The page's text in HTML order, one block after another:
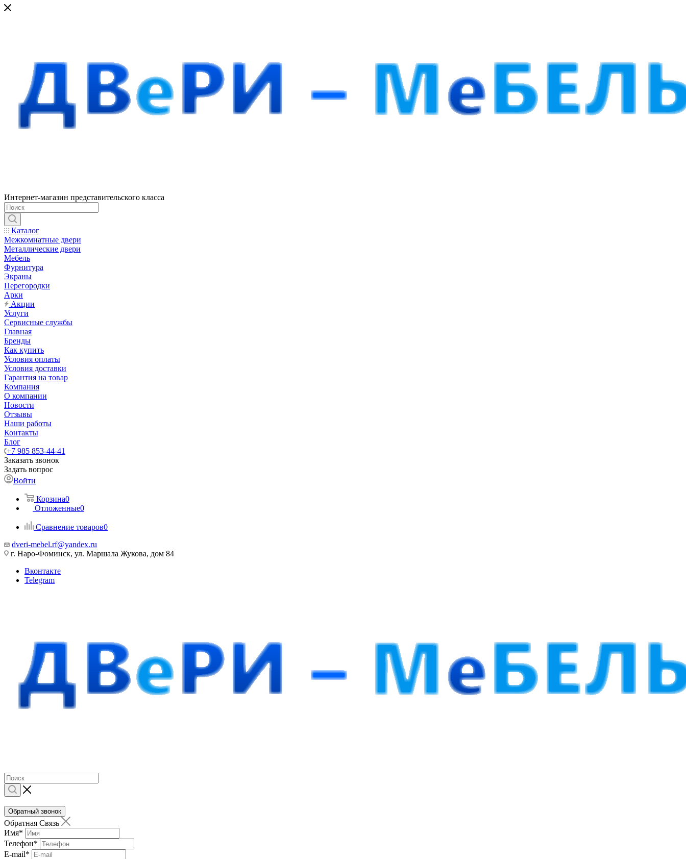
Интернет-магазин представительского класса
Каталог
Межкомнатные двери
Металлические двери
Мебель
Фурнитура
Экраны
Перегородки
Арки
Акции
Услуги
Сервисные службы
Главная
Бренды
Как купить
Условия оплаты
Условия доставки
Гарантия на товар
Компания
О компании
Новости
Отзывы
Наши работы
Контакты
Блог
+7 985 853-44-41
Заказать звонок
Задать вопрос
Войти
Корзина0
Отложенные0
Сравнение товаров0
dveri-mebel.rf@yandex.ru
г. Наро-Фоминск, ул. Маршала Жукова, дом 84
Вконтакте
Telegram
Обратный звонок
Обратная Связь
Имя*
Телефон*
E-mail*